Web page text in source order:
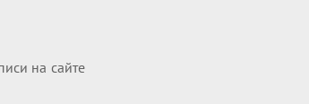
на сайте